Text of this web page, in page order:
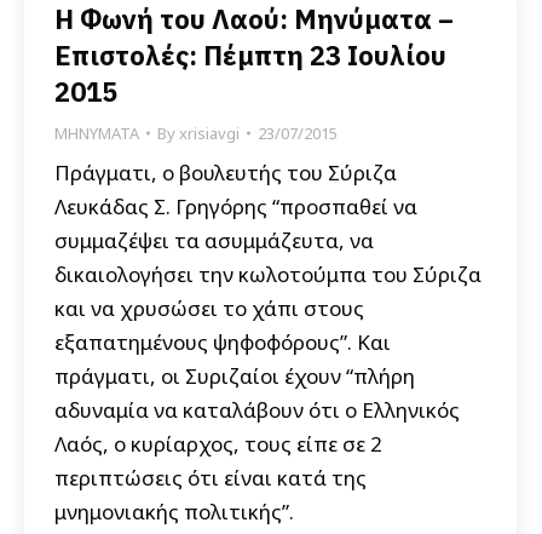
Η Φωνή του Λαού: Μηνύματα –
Επιστολές: Πέμπτη 23 Ιουλίου
2015
ΜΗΝΥΜΑΤΑ Byxrisiavgi 23/07/2015
Πράγματι, ο βουλευτής του Σύριζα
Λευκάδας Σ. Γρηγόρης “προσπαθεί να
συμμαζέψει τα ασυμμάζευτα, να
δικαιολογήσει την κωλοτούμπα του Σύριζα
και να χρυσώσει το χάπι στους
εξαπατημένους ψηφοφόρους”. Και
πράγματι, οι Συριζαίοι έχουν “πλήρη
αδυναμία να καταλάβουν ότι ο Ελληνικός
Λαός, ο κυρίαρχος, τους είπε σε 2
περιπτώσεις ότι είναι κατά της
μνημονιακής πολιτικής”.